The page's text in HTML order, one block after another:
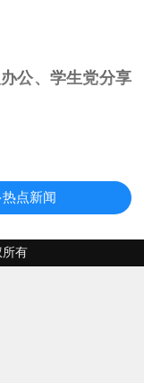
公、学生党分享
点新闻
所有